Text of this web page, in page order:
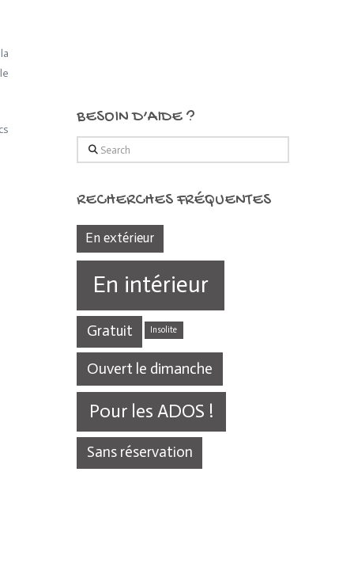
BESOIN D’AIDE ?
Search
RECHERCHES FRÉQUENTES
En extérieur
En intérieur
Gratuit Insolite
Ouvert le dimanche
Pour les ADOS !
Sans réservation